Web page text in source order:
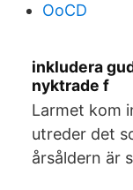
OoCD
inkludera
nyktrade f
Larmet kom
utreder det
årsåldern är